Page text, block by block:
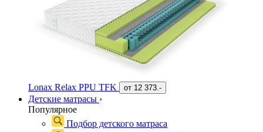
Lonax Relax PPU TFK от 12 373.-
Детские матрасы ›
Популярное
Подбор детского матраса